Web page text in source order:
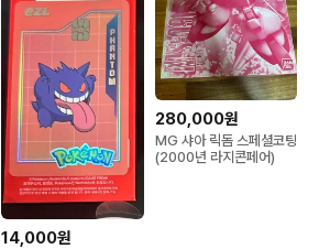
14,000원
280,000원
MG 샤아 릭돔 스페셜코팅
(2000년 라지콘페어)